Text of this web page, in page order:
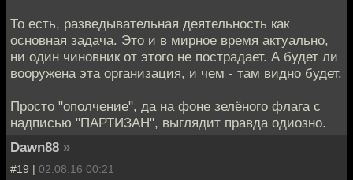
То есть, разведывательная деятельность как
основная задача. Это и в мирное время актуально,
ни один чиновник от этого не пострадает. А будет ли
вооружена эта организация, и чем - там видно будет.
Просто "ополчение", да на фоне зелёного флага с
надписью "ПАРТИЗАН", выглядит правда одиозно.
Dawn88 »
#19 | 02.08.16 00:21